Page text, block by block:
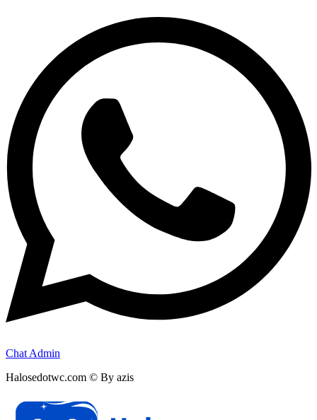
Chat Admin
Halosedotwc.com © By azis